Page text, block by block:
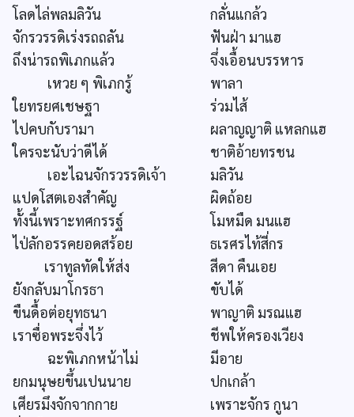
โลดไล่พลมลิวัน
กลั่นแกล้ว
จักรวรรดิเร่งรถถลัน
ฟันฝ่า มาแฮ
ถึงน่ารถพิเภกแล้ว
จึ่งเอื้อนบรรหาร
เหวย ๆ พิเภกรู้
พาลา
ใยทรยศเชษฐา
ร่วมไส้
ไปคบกับรามา
ผลาญญาติ แหลกแฮ
ใครจะนับว่าดีได้
ชาติอ้ายทรชน
เอะไฉนจักรวรรดิเจ้า
มลิวัน
แปดโสตเองสำคัญ
ผิดถ้อย
ทั้งนี้เพราะทศกรรฐ์
โมหมืด มนแฮ
ไป่ลักอรรคยอดสร้อย
ธเรศรไท้สี่กร
เราทูลทัดให้ส่ง
สีดา คืนเอย
ยังกลับมาโกรธา
ขับได้
ขืนดื้อต่อยุทธนา
พาญาติ มรณแฮ
เราซื่อพระจึ่งไว้
ชีพให้ครองเวียง
ฉะพิเภกหน้าไม่
มีอาย
ยกมนุษยขึ้นเปนนาย
ปกเกล้า
เศียรมึงจักจากกาย
เพราะจักร กูนา